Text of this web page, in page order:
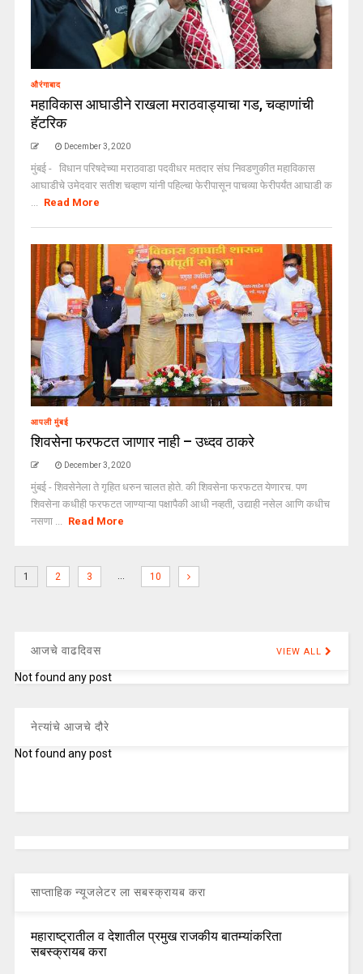
औरंगाबाद
महाविकास आघाडीने राखला मराठवाड्याचा गड, चव्हाणांची
हॅटरिक
December 3, 2020
मुंबई - विधान परिषदेच्या मराठवाडा पदवीधर मतदार संघ निवडणुकीत महाविकास
आघाडीचे उमेदवार सतीश चव्हाण यांनी पहिल्चा फेरीपासून पाचव्या फेरीपर्यंत आघाडी क
... Read More
आपली मुंबई
शिवसेना फरफटत जाणार नाही – उध्दव ठाकरे
December 3, 2020
मुंबई - शिवसेनेला ते गृहित धरुन चालत होते. की शिवसेना फरफटत येणारच. पण
शिवसेना कधीही फरफटत जाण्याऱ्या पक्षापैकी आधी नव्हती, उद्याही नसेल आणि कधीच
नसणा ... Read More
1 2 3 … 10
आजचे वाढदिवस VIEW ALL
Not found any post
नेत्यांचे आजचे दौरे
Not found any post
साप्ताहिक न्यूजलेटर ला सबस्क्रायब करा
महाराष्ट्रातील व देशातील प्रमुख राजकीय बातम्यांकरिता
सबस्क्रायब करा